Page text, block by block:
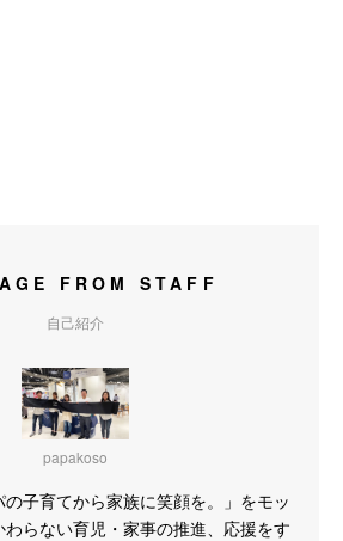
FROM STAFF
自己紹介
papakoso
子育てから家族に笑顔を。」をモッ
わらない育児・家事の推進、応援をす